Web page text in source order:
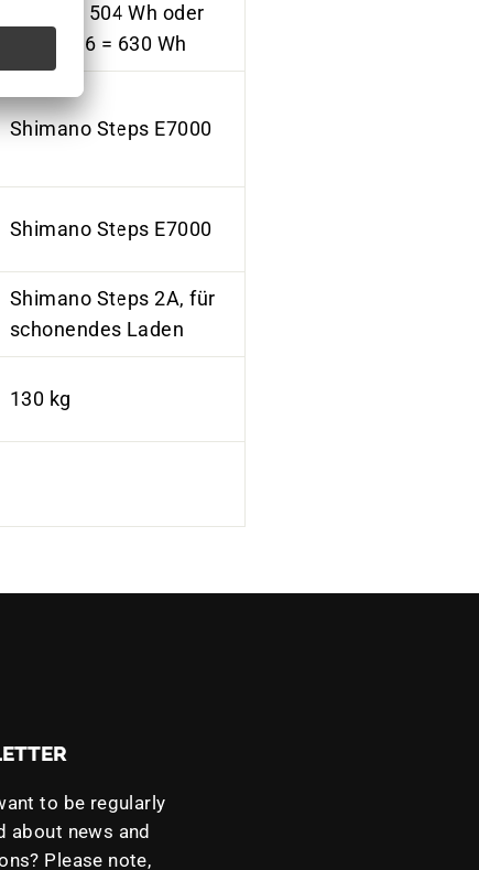
E8035 = 504 Wh oder
BT-E8036 = 630 Wh
Shimano Steps E7000
Shimano Steps E7000
Shimano Steps 2A, für
schonendes Laden
130 kg
to be regularly
about news and
Please note,